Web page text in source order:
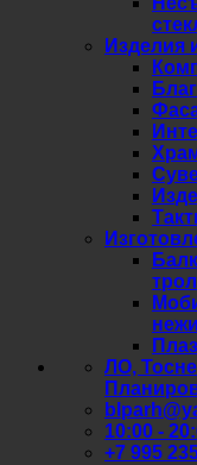
Изделия
ЛО,
10:00 -
+7 995